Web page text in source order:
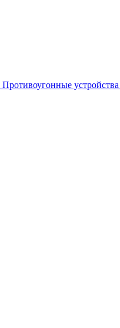
Противоугонные устройства